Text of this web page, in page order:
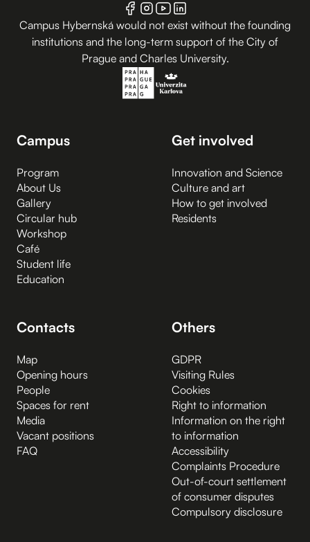
Campus Hybernská would not exist without the founding
institutions and the long-term support of the City of
Prague and Charles University.
Campus
Program
About Us
Gallery
Circular hub
Workshop
Café
Student life
Education
Get involved
Innovation and Science
Culture and art
How to get involved
Residents
Contacts
Map
Opening hours
People
Spaces for rent
Media
Vacant positions
FAQ
Others
GDPR
Visiting Rules
Cookies
Right to information
Information on the right
to information
Accessibility
Complaints Procedure
Out-of-court settlement
of consumer disputes
Compulsory disclosure